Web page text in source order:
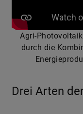
durch die
Drei Arten
Aktuell werden drei